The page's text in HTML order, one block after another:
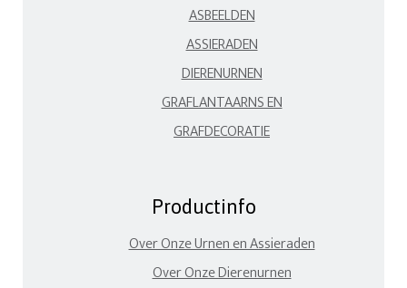
ASBEELDEN
ASSIERADEN
DIERENURNEN
GRAFLANTAARNS EN
GRAFDECORATIE
Productinfo
Over Onze Urnen en Assieraden
Over Onze Dierenurnen